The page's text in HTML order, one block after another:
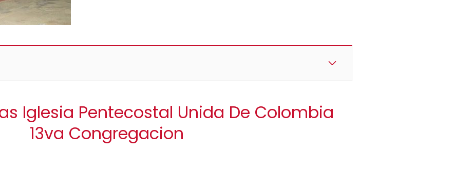
Iglesia Pentecostal Unida De Colombia
13va Congregacion